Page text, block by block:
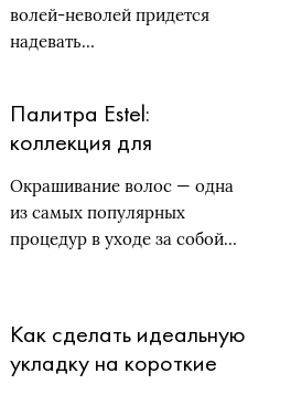
волей-неволей придется
надевать…
Палитра Estel:
коллекция для
домашнего
окрашивания
Окрашивание волос — одна
из самых популярных
процедур в уходе за собой…
Как сделать идеальную
укладку на короткие